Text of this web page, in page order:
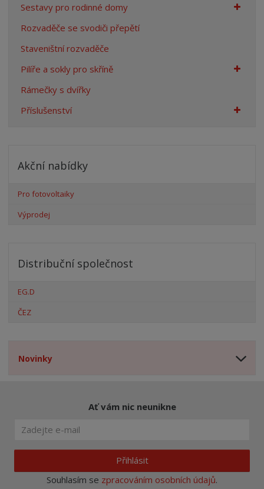
Sestavy pro rodinné domy
Rozvaděče se svodiči přepětí
Staveništní rozvaděče
Pilíře a sokly pro skříně
Rámečky s dvířky
Příslušenství
Akční nabídky
Pro fotovoltaiky
Výprodej
Distribuční společnost
EG.D
ČEZ
Novinky
Ať vám nic neunikne
Přihlásit
Souhlasím se zpracováním osobních údajů.